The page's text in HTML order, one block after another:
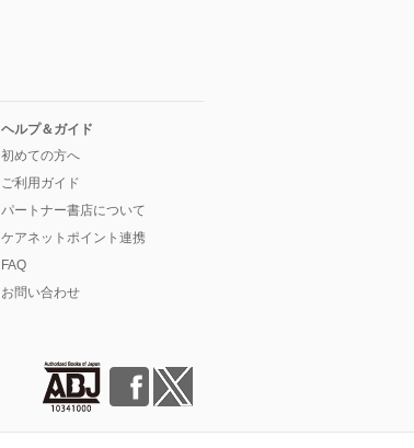
ヘルプ＆ガイド
初めての方へ
ご利用ガイド
パートナー書店について
ケアネットポイント連携
FAQ
お問い合わせ